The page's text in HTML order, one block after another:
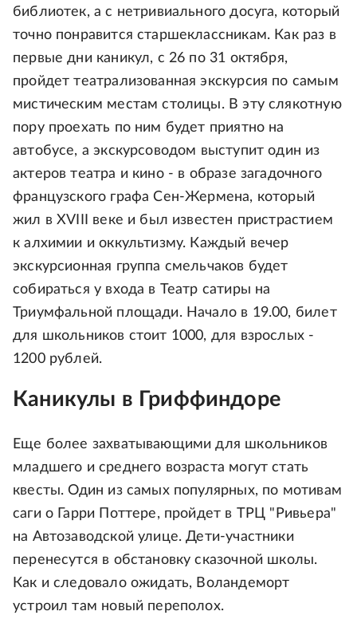
библиотек, а с нетривиального досуга, который
точно понравится старшеклассникам. Как раз в
первые дни каникул, с 26 по 31 октября,
пройдет театрализованная экскурсия по самым
мистическим местам столицы. В эту слякотную
пору проехать по ним будет приятно на
автобусе, а экскурсоводом выступит один из
актеров театра и кино - в образе загадочного
французского графа Сен-Жермена, который
жил в XVIII веке и был известен пристрастием
к алхимии и оккультизму. Каждый вечер
экскурсионная группа смельчаков будет
собираться у входа в Театр сатиры на
Триумфальной площади. Начало в 19.00, билет
для школьников стоит 1000, для взрослых -
1200 рублей.
Каникулы в Гриффиндоре
Еще более захватывающими для школьников
младшего и среднего возраста могут стать
квесты. Один из самых популярных, по мотивам
саги о Гарри Поттере, пройдет в ТРЦ "Ривьера"
на Автозаводской улице. Дети-участники
перенесутся в обстановку сказочной школы.
Как и следовало ожидать, Воландеморт
устроил там новый переполох.